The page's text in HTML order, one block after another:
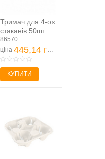
Тримач для 4-ох
стаканів 50шт
86570
ціна 445,14 грн
КУПИТИ